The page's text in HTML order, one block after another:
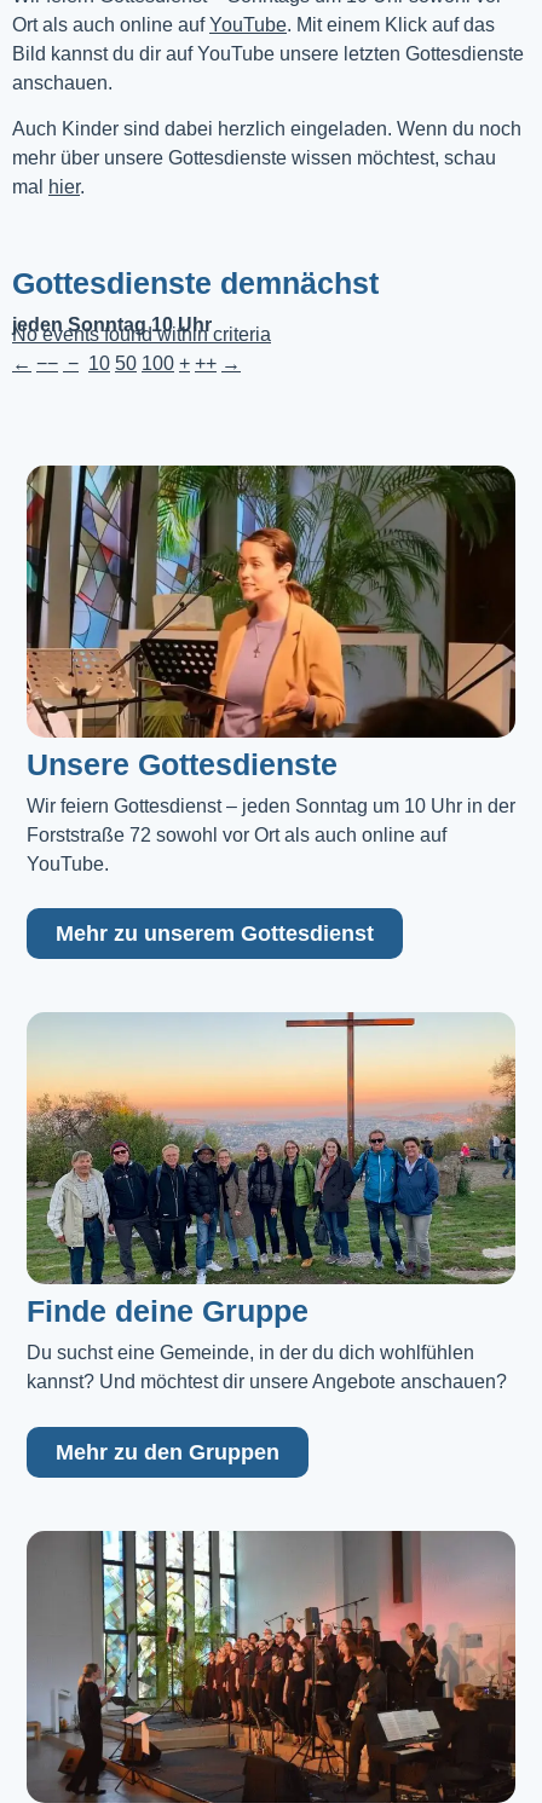
Ort als auch online auf YouTube. Mit einem Klick auf das
Bild kannst du dir auf YouTube unsere letzten Gottesdienste
anschauen.
Auch Kinder sind dabei herzlich eingeladen. Wenn du noch
mehr über unsere Gottesdienste wissen möchtest, schau
mal
hier.
Gottesdienste demnächst
jeden Sonntag 10 Uhr
No events found within criteria
← −− − 10 50 100 + ++ →
Unsere Gottesdienste
Wir feiern Gottesdienst – jeden Sonntag um 10 Uhr in der
Forststraße 72 sowohl vor Ort als auch online auf
YouTube.
Mehr zu unserem Gottesdienst
Finde deine Gruppe
Du suchst eine Gemeinde, in der du dich wohlfühlen
kannst? Und möchtest dir unsere Angebote anschauen?
Mehr zu den Gruppen